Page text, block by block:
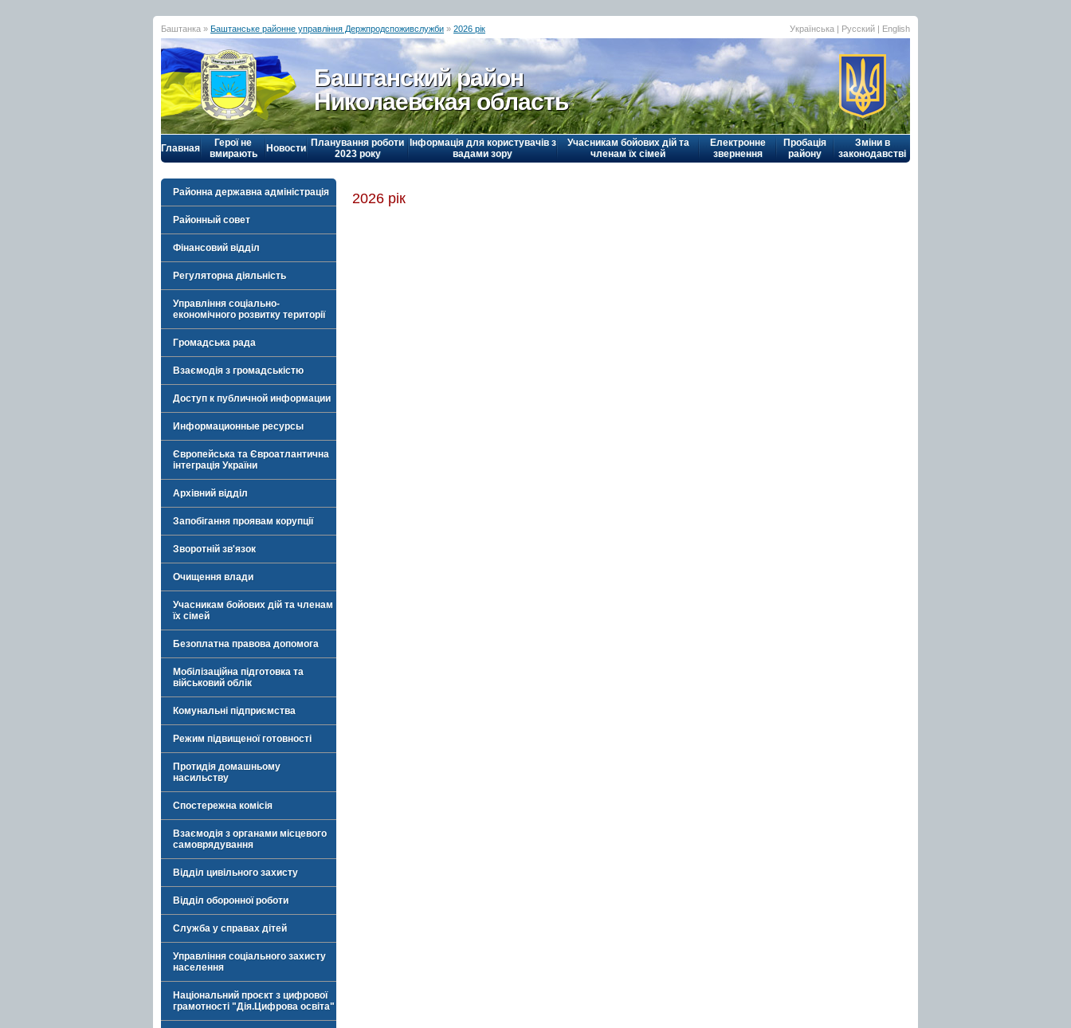
Баштанка » Баштанське районне управління Держпродспоживслужби » 2026 рік Українська | Русский | English
Баштанский район
Николаевская область
Главная
Герої не
вмирають
Новости Планування роботи
2023 року
Інформація для користувачів з
вадами зору
Учасникам бойових дій та
членам їх сімей
Електронне
звернення
Пробація
району
Зміни в
законодавстві
Районна державна адміністрація
Районный совет
Фінансовий відділ
Регуляторна діяльність
Управління соціально-
економічного розвитку території
Громадська рада
Взаємодія з громадськістю
Доступ к публичной информации
Информационные ресурсы
Європейська та Євроатлантична
інтеграція України
Архівний відділ
Запобігання проявам корупції
Зворотній зв'язок
Очищення влади
Учасникам бойових дій та членам
їх сімей
Безоплатна правова допомога
Мобілізаційна підготовка та
військовий облік
Комунальні підприємства
Режим підвищеної готовності
Протидія домашньому
насильству
Спостережна комісія
Взаємодія з органами місцевого
самоврядування
Відділ цивільного захисту
Відділ оборонної роботи
Служба у справах дітей
Управління соціального захисту
населення
Національний проєкт з цифрової
грамотності "Дія.Цифрова освіта"
2026 рік